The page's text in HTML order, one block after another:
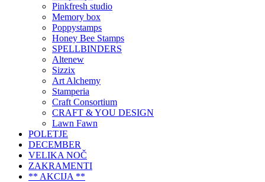
Pinkfresh studio
Memory box
Poppystamps
Honey Bee Stamps
SPELLBINDERS
Altenew
Sizzix
Art Alchemy
Stamperia
Craft Consortium
CRAFT & YOU DESIGN
Lawn Fawn
POLETJE
DECEMBER
VELIKA NOČ
ZAKRAMENTI
** AKCIJA **